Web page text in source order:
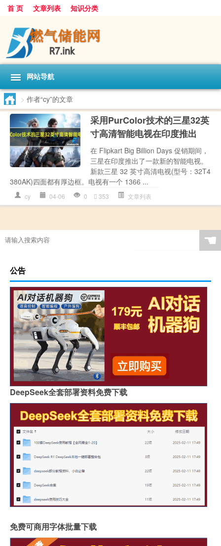
首 页 文章列表 知识分类
网站导航
> 作者“cy”的文章
采用PurColor技术的三星32英
寸高清智能电视在印度推出
在 Flipkart Big Billion Days 促销期间，
三星在印度推出了一款新的智能电视。
新款三星 32 英寸高清电视(型号：32T4
380AK)四面都有厚边框。电视有一个 1366 ...
cy 04-06 0 353 文章列表
☚
公告
DeepSeek全套部署资料免费下载
免费可商用字体批量下载